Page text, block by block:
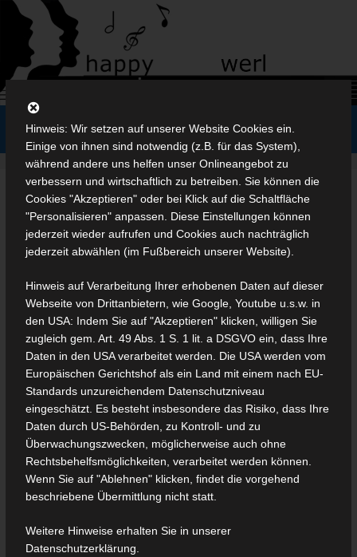
Zum
Inhalt
springen
Menü
Pogo 2010
11. Mai 2010
In diesem Jahr sind wir am 11.5.2010 bei Pogo mit
8 happy voices beim Gospelworkshopmit Helmut
Jost, Miriam Schäfer und Danny Plett dabei.
An diesem Wochenende haben die Organisatoren
der ,,Creativen Kirche“ in Witten eine Besuch im
Hinweis: Wir setzen auf unserer Website Cookies ein.
Einige von ihnen sind notwendig (z.B. für das System),
während andere uns helfen unser Onlineangebot zu
verbessern und wirtschaftlich zu betreiben. Sie können die
Cookies "Akzeptieren" oder bei Klick auf die Schaltfläche
"Personalisieren" anpassen. Diese Einstellungen können
jederzeit wieder aufrufen und Cookies auch nachträglich
jederzeit abwählen (im Fußbereich unserer Website).
Hinweis auf Verarbeitung Ihrer erhobenen Daten auf dieser
Webseite von Drittanbietern, wie Google, Youtube u.s.w. in
den USA: Indem Sie auf "Akzeptieren" klicken, willigen Sie
zugleich gem. Art. 49 Abs. 1 S. 1 lit. a DSGVO ein, dass Ihre
Daten in den USA verarbeitet werden. Die USA werden vom
Europäischen Gerichtshof als ein Land mit einem nach EU-
Standards unzureichendem Datenschutzniveau
eingeschätzt. Es besteht insbesondere das Risiko, dass Ihre
Daten durch US-Behörden, zu Kontroll- und zu
Überwachungszwecken, möglicherweise auch ohne
Rechtsbehelfsmöglichkeiten, verarbeitet werden können.
Wenn Sie auf "Ablehnen" klicken, findet die vorgehend
beschriebene Übermittlung nicht statt.
Weitere Hinweise erhalten Sie in unserer
Datenschutzerklärung